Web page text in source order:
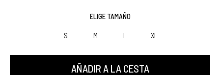
ELIGE TAMAÑO
S M L XL
AÑADIR A LA CESTA